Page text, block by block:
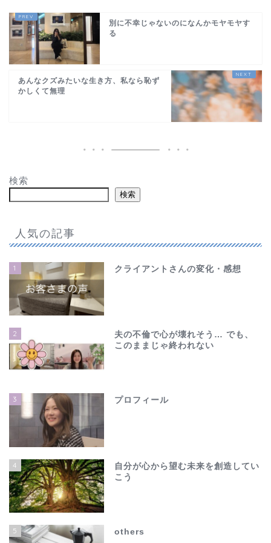
別に不幸じゃないのになんかモヤモヤす
る
あんなクズみたいな生き方、私なら恥ず
かしくて無理
検索
検索
人気の記事
1 クライアントさんの変化・感想
2
夫の不倫で心が壊れそう… でも、
このままじゃ終われない
3 プロフィール
4
自分が心から望む未来を創造してい
こう
5 others
夫の不倫で心が壊れそう…
でも、このままじゃ終わ